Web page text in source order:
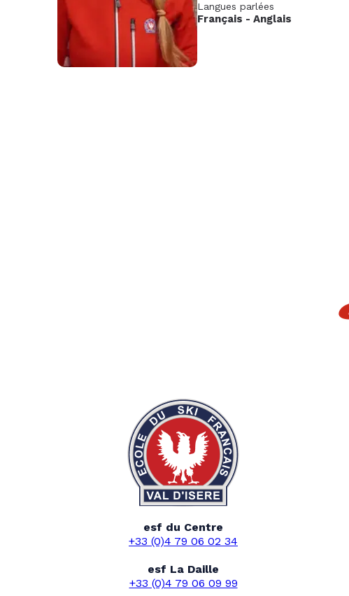
Langues parlées
Français - Anglais
esf du Centre
+33 (0)4 79 06 02 34
esf La Daille
+33 (0)4 79 06 09 99